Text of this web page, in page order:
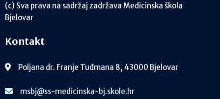
(c) Sva prava na sadržaj zadržava Medicinska škola
Bjelovar
Kontakt
Poljana dr. Franje Tuđmana 8, 43000 Bjelovar
msbj@ss-medicinska-bj.skole.hr